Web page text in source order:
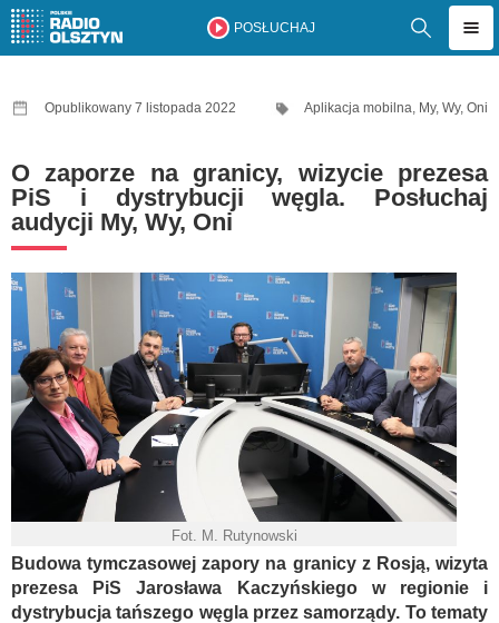
POSŁUCHAJ
Opublikowany 7 listopada 2022 Aplikacja mobilna, My, Wy, Oni
O zaporze na granicy, wizycie prezesa
PiS i dystrybucji węgla. Posłuchaj
audycji My, Wy, Oni
Fot. M. Rutynowski
Budowa tymczasowej zapory na granicy z Rosją, wizyta
prezesa PiS Jarosława Kaczyńskiego w regionie i
dystrybucja tańszego węgla przez samorządy. To tematy